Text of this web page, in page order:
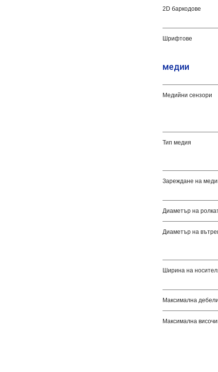
2D баркодове
Шрифтове
медии
Медийни сензори
Тип медия
Зареждане на
Диаметър на
Диаметър на
Ширина на
Максимална
Максимална